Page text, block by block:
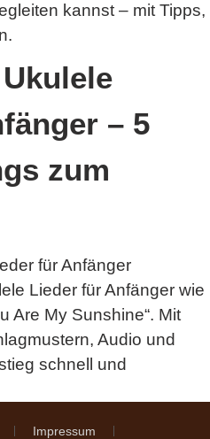
kannst – mit Tipps,
– 5
zum
Lieder für Anfänger wie
Are My Sunshine“. Mit
Audio und
schnell und
Impressum